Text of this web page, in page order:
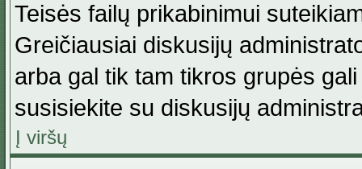
Teisės failų prikabinimui
Greičiausiai diskusijų
arba gal tik tam tikros grupės
susisiekite su diskusijų
Į viršų